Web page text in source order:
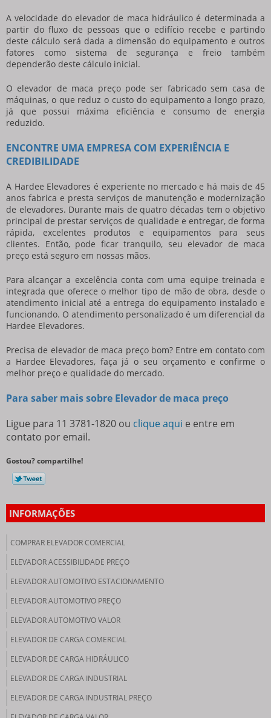
A velocidade do elevador de maca hidráulico é determinada a
partir do fluxo de pessoas que o edifício recebe e partindo
deste cálculo será dada a dimensão do equipamento e outros
fatores como sistema de segurança e freio também
dependerão deste cálculo inicial.
O elevador de maca preçopode ser fabricado sem casa de
máquinas, o que reduz o custo do equipamento a longo prazo,
já que possui máxima eficiência e consumo de energia
reduzido.
ENCONTRE UMA EMPRESA COM EXPERIÊNCIA E
CREDIBILIDADE
A Hardee Elevadores é experiente no mercado e há mais de 45
anos fabrica e presta serviços de manutenção e modernização
de elevadores. Durante mais de quatro décadas tem o objetivo
principal de prestar serviços de qualidade e entregar, de forma
rápida, excelentes produtos e equipamentos para seus
clientes. Então, pode ficar tranquilo, seu elevador de maca
preço está seguro em nossas mãos.
Para alcançar a excelência conta com uma equipe treinada e
integrada que oferece o melhor tipo de mão de obra, desde o
atendimento inicial até a entrega do equipamento instalado e
funcionando. O atendimento personalizado é um diferencial da
Hardee Elevadores.
Precisa de elevador de maca preçobom? Entre em contato com
a Hardee Elevadores, faça já o seu orçamento e confirme o
melhor preço e qualidade do mercado.
Para saber mais sobre Elevador de maca preço
Ligue para 11 3781-1820 ou clique aqui e entre em
contato por email.
Gostou? compartilhe!
INFORMAÇÕES
COMPRAR ELEVADOR COMERCIAL
ELEVADOR ACESSIBILIDADE PREÇO
ELEVADOR AUTOMOTIVO ESTACIONAMENTO
ELEVADOR AUTOMOTIVO PREÇO
ELEVADOR AUTOMOTIVO VALOR
ELEVADOR DE CARGA COMERCIAL
ELEVADOR DE CARGA HIDRÁULICO
ELEVADOR DE CARGA INDUSTRIAL
ELEVADOR DE CARGA INDUSTRIAL PREÇO